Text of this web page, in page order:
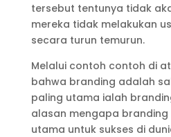
tersebut tentunya tidak
mereka tidak melakukan
secara turun temurun.
Melalui contoh contoh di
bahwa branding adalah
paling utama ialah
alasan mengapa
utama untuk sukses di